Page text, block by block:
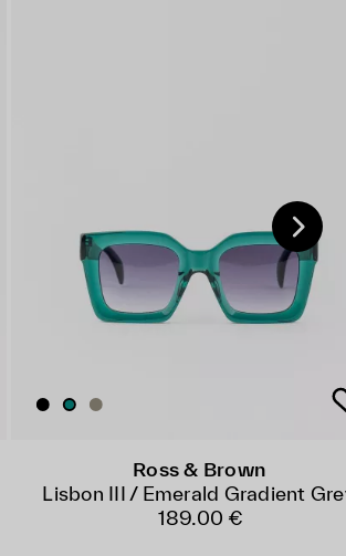
Ross & Brown
Lisbon III / Emerald Gradient
189.00 €